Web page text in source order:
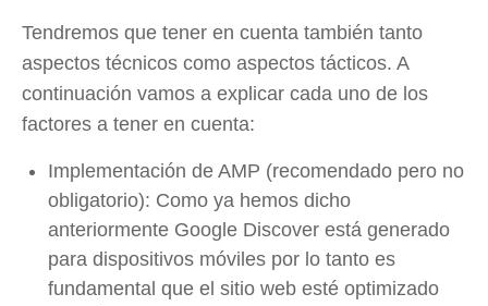
Tendremos que tener en cuenta también tanto
aspectos técnicos como aspectos tácticos. A
continuación vamos a explicar cada uno de los
factores a tener en cuenta:
Implementación de AMP (recomendado pero no
obligatorio): Como ya hemos dicho
anteriormente Google Discover está generado
para dispositivos móviles por lo tanto es
fundamental que el sitio web esté optimizado